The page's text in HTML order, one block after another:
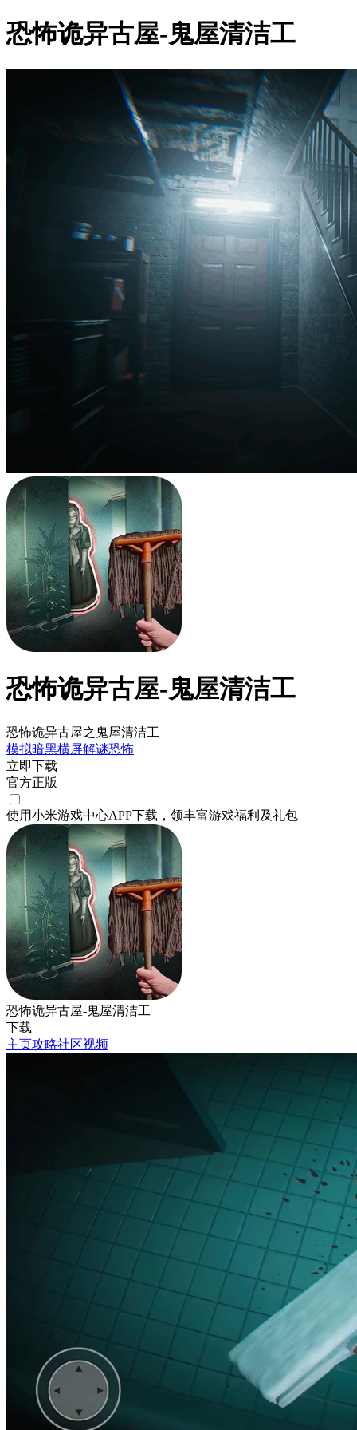
恐怖诡异古屋-鬼屋清洁工
恐怖诡异古屋-鬼屋清洁工
恐怖诡异古屋之鬼屋清洁工
模拟暗黑横屏解谜恐怖
立即下载
官方正版
使用小米游戏中心APP下载 ，领丰富游戏福利 及礼包
恐怖诡异古屋-鬼屋清洁工
下载
主页攻略社区视频